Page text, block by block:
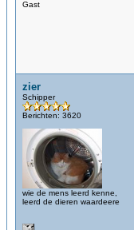
Gast
zier
Schipper
Berichten: 3620
wie de mens leerd kenne,
leerd de dieren waardeere